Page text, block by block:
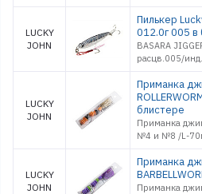
LUCKY
JOHN
Пилькер
012.0г 005 в
BASARA
расцв.005/
LUCKY
JOHN
Приманка
блистере
Приманка
№4 и №8 /L-
LUCKY
JOHN
Приманка
Приманка